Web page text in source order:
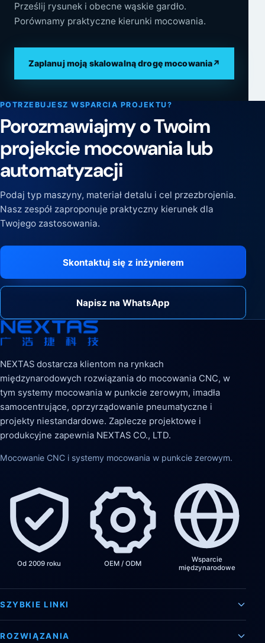
Prześlij rysunek i obecne wąskie gardło.
Porównamy praktyczne kierunki mocowania.
Zaplanuj moją skalowalną drogę mocowania↗
POTRZEBUJESZ WSPARCIA PROJEKTU?
Porozmawiajmy o Twoim
projekcie mocowania lub
automatyzacji
Podaj typ maszyny, materiał detalu i cel przezbrojenia.
Nasz zespół zaproponuje praktyczny kierunek dla
Twojego zastosowania.
Skontaktuj się z inżynierem
Napisz na WhatsApp
NEXTAS dostarcza klientom na rynkach
międzynarodowych rozwiązania do mocowania CNC, w
tym systemy mocowania w punkcie zerowym, imadła
samocentrujące, oprzyrządowanie pneumatyczne i
projekty niestandardowe. Zaplecze projektowe i
produkcyjne zapewnia NEXTAS CO., LTD.
Mocowanie CNC i systemy mocowania w punkcie zerowym.
Od 2009 roku OEM / ODM
Wsparcie
międzynarodowe
SZYBKIE LINKI
ROZWIĄZANIA